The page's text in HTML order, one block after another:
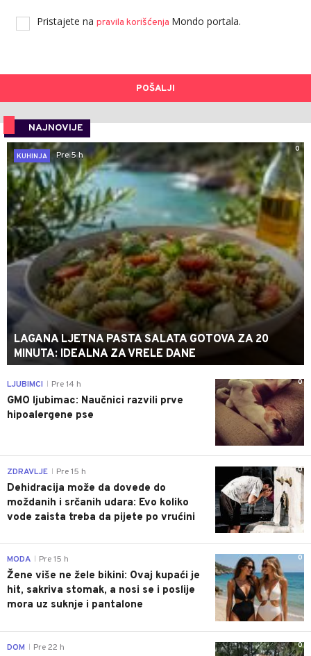
Pristajete na pravila korišćenja Mondo portala.
POŠALJI
NAJNOVIJE
0
KUHINJA
Pre 5 h
LAGANA LJETNA PASTA SALATA GOTOVA ZA 20
MINUTA: IDEALNA ZA VRELE DANE
0
LJUBIMCI Pre 14 h
GMO ljubimac: Naučnici razvili prve
hipoalergene pse
0
ZDRAVLJE Pre 15 h
Dehidracija može da dovede do
moždanih i srčanih udara: Evo koliko
vode zaista treba da pijete po vrućini
0
MODA Pre 15 h
Žene više ne žele bikini: Ovaj kupaći je
hit, sakriva stomak, a nosi se i poslije
mora uz suknje i pantalone
0
DOM Pre 22 h